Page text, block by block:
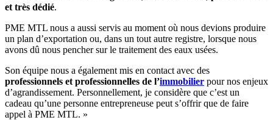
et très dédié.
PME MTL nous a aussi servis au moment où nous devions produire
un plan d’exportation ou, dans un tout autre registre, lorsque nous
avons dû nous pencher sur le traitement des eaux usées.
Son équipe nous a également mis en contact avec des
professionnels et professionnelles de l’immobilier pour nos enjeux
d’agrandissement. Personnellement, je considère que c’est un
cadeau qu’une personne entrepreneuse peut s’offrir que de faire
appel à PME MTL. »